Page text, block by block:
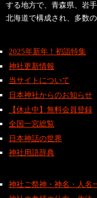
する地方で、青森県、岩
北海道で構成され、多数
2025年新年！初詣特集
神社更新情報
当サイトについて
日本神社からのお知らせ
【休止中】無料会員登録
全国一宮総覧
日本神話の世界
神社用語辞典
神社ご祭神・神名・人名